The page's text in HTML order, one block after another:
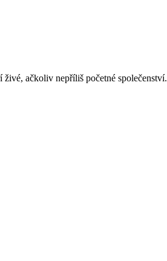
ačkoliv nepříliš početné společenství.